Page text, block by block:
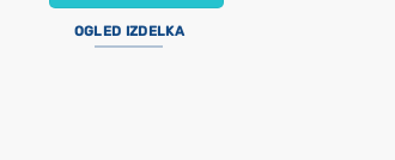
OGLED IZDELKA